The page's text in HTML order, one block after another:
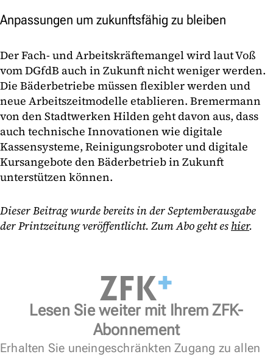
Anpassungen um zukunftsfähig zu bleiben
Der Fach- und Arbeitskräftemangel wird laut Voß
vom DGfdB auch in Zukunft nicht weniger werden.
Die Bäderbetriebe müssen flexibler werden und
neue Arbeitszeitmodelle etablieren. Bremermann
von den Stadtwerken Hilden geht davon aus, dass
auch technische Innovationen wie digitale
Kassensysteme, Reinigungsroboter und digitale
Kursangebote den Bäderbetrieb in Zukunft
unterstützen können.
Dieser Beitrag wurde bereits in der Septemberausgabe
der Printzeitung veröffentlicht. Zum Abo geht es hier.
Lesen Sie weiter mit Ihrem ZFK-
Abonnement
Erhalten Sie uneingeschränkten Zugang zu allen